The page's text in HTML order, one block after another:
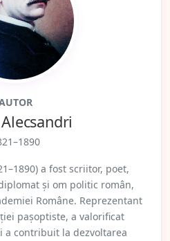
a fost scriitor, poet,
și om politic român,
Române. Reprezentant
pașoptiste, a valorificat
a contribuit la dezvoltarea